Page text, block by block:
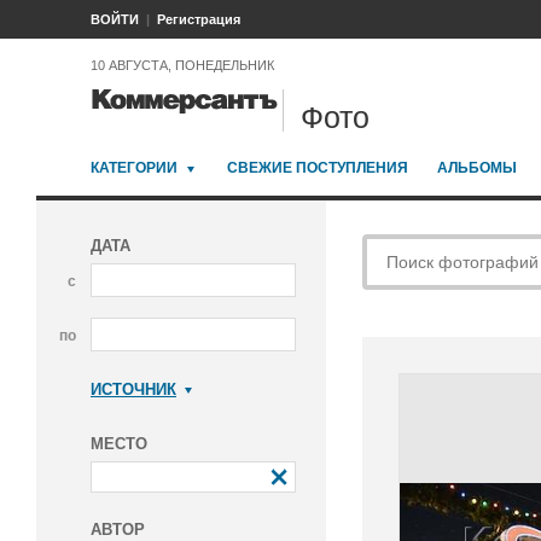
ВОЙТИ Регистрация
10 АВГУСТА, ПОНЕДЕЛЬНИК
Фото
КАТЕГОРИИ СВЕЖИЕ ПОСТУПЛЕНИЯ АЛЬБОМЫ
ДАТА
с
по
ИСТОЧНИК
МЕСТО
АВТОР